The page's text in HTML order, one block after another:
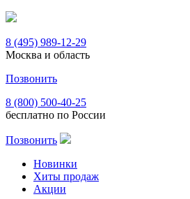
8 (495) 989-12-29
Москва и область
Позвонить
8 (800) 500-40-25
бесплатно по России
Позвонить
Новинки
Хиты продаж
Акции